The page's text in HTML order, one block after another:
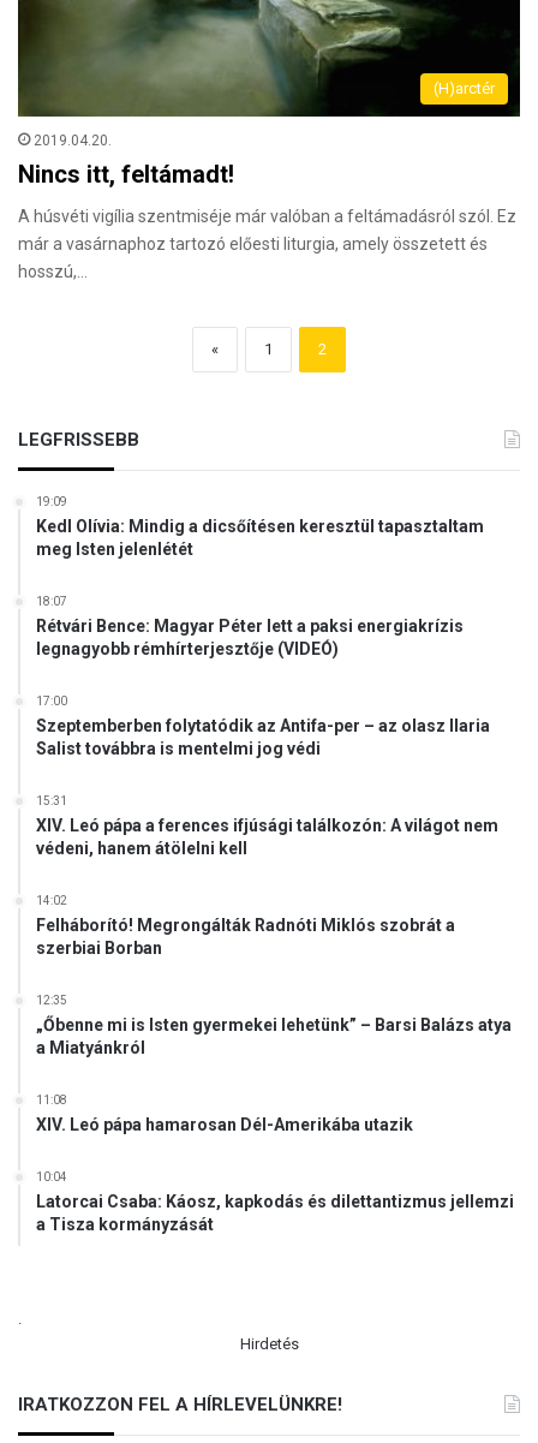
(H)arctér
2019.04.20.
Nincs itt, feltámadt!
A húsvéti vigília szentmiséje már valóban a feltámadásról szól. Ez
már a vasárnaphoz tartozó előesti liturgia, amely összetett és
hosszú,…
« 1 2
LEGFRISSEBB
19:09
Kedl Olívia: Mindig a dicsőítésen keresztül tapasztaltam
meg Isten jelenlétét
18:07
Rétvári Bence: Magyar Péter lett a paksi energiakrízis
legnagyobb rémhírterjesztője (VIDEÓ)
17:00
Szeptemberben folytatódik az Antifa-per – az olasz Ilaria
Salist továbbra is mentelmi jog védi
15:31
XIV. Leó pápa a ferences ifjúsági találkozón: A világot nem
védeni, hanem átölelni kell
14:02
Felháborító! Megrongálták Radnóti Miklós szobrát a
szerbiai Borban
12:35
„Őbenne mi is Isten gyermekei lehetünk” – Barsi Balázs atya
a Miatyánkról
11:08
XIV. Leó pápa hamarosan Dél-Amerikába utazik
10:04
Latorcai Csaba: Káosz, kapkodás és dilettantizmus jellemzi
a Tisza kormányzását
.
Hirdetés
IRATKOZZON FEL A HÍRLEVELÜNKRE!